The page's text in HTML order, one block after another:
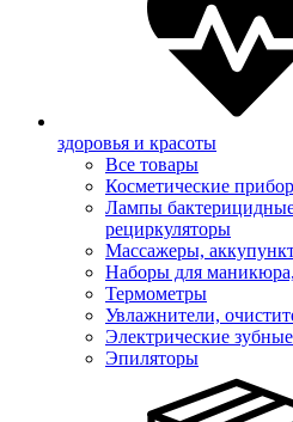
здоровья и красоты
Все товары
Косметические
Лампы
рециркуляторы
Массажеры,
Наборы для
Термометры
Увлажнители,
Электрические
Эпиляторы